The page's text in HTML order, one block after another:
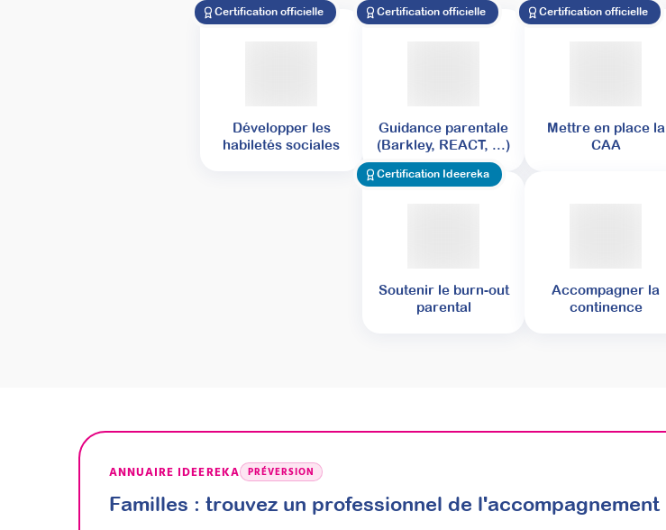
Certification officielle
Développer les
habiletés sociales
Certification officielle
Guidance parentale
(Barkley, REACT, ...)
Certification officielle
Mettre en place la
CAA
Certification Ideereka
Soutenir le burn-out
parental
Accompagner la
continence
ANNUAIRE IDEEREKA PRÉVERSION
Familles : trouvez un professionnel de l'accompagnement